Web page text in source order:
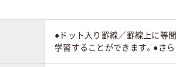
●ドット入り罫線／罫線上に等
学習することができます。●さ